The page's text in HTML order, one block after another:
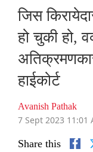
जिस
हो चुकी हो,
हाईकोर्ट
Avanish Pathak
7 Sept 2023 11:01
Share this